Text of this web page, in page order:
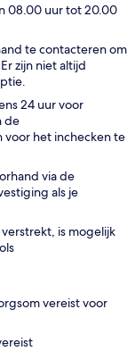
08.00 uur tot 20.00
te contacteren om
zijn niet altijd
24 uur voor
de
het inchecken te
via de
als je
is mogelijk
vereist voor